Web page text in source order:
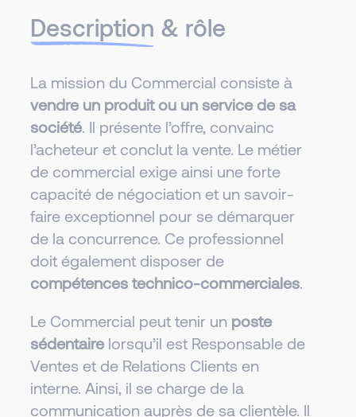
Description & rôle
La mission du Commercial consiste à
vendre un produit ou un service de sa
société. Il présente l’offre, convainc
l’acheteur et conclut la vente. Le métier
de commercial exige ainsi une forte
capacité de négociation et un savoir-
faire exceptionnel pour se démarquer
de la concurrence. Ce professionnel
doit également disposer de
compétences technico-commerciales.
Le Commercial peut tenir un poste
sédentairelorsqu’il est Responsable de
Ventes et de Relations Clients en
interne. Ainsi, il se charge de la
communication auprès de sa clientèle. Il